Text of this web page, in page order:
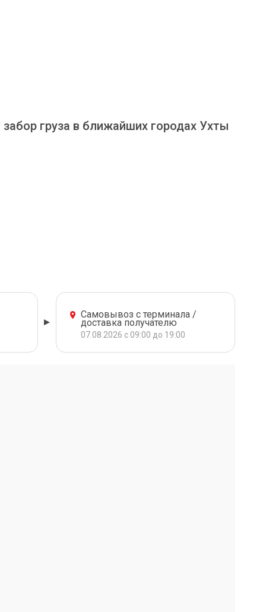
груза в ближайших городах Ухты
Самовывоз с терминала /
доставка получателю
07.08.2026 с 09:00 до 19:00